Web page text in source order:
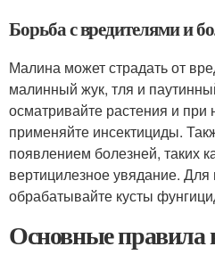
Борьба с вредителями и
Малина может страдать от
малинный жук, тля и
осматривайте растения и при
применяйте инсектициды.
появлением болезней, таких
вертицилезное увядание. Для
обрабатывайте кусты
Основные